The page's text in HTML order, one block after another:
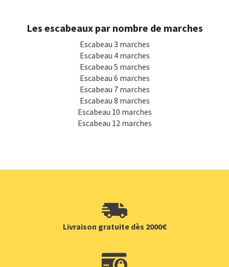
Les escabeaux par nombre de marches
Escabeau 3 marches
Escabeau 4 marches
Escabeau 5 marches
Escabeau 6 marches
Escabeau 7 marches
Escabeau 8 marches
Escabeau 10 marches
Escabeau 12 marches
Livraison gratuite dès 2000€